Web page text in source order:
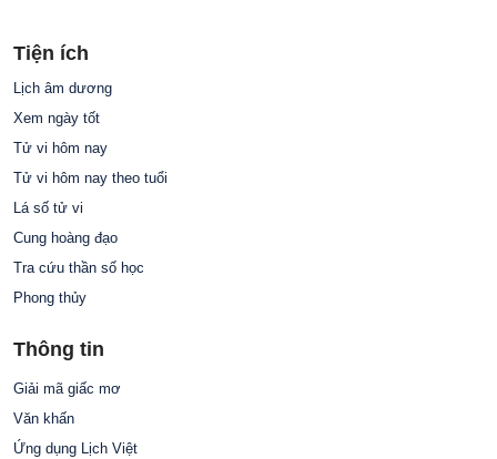
Tiện ích
Lịch âm dương
Xem ngày tốt
Tử vi hôm nay
Tử vi hôm nay theo tuổi
Lá số tử vi
Cung hoàng đạo
Tra cứu thần số học
Phong thủy
Thông tin
Giải mã giấc mơ
Văn khấn
Ứng dụng Lịch Việt